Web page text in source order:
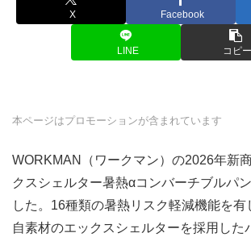
X Facebook
LINE コピー
本ページはプロモーションが含まれています
WORKMAN（ワークマン）の2026年新
クスシェルター暑熱αコンバーチブルパ
した。16種類の暑熱リスク軽減機能を有
自素材のエックスシェルターを採用した